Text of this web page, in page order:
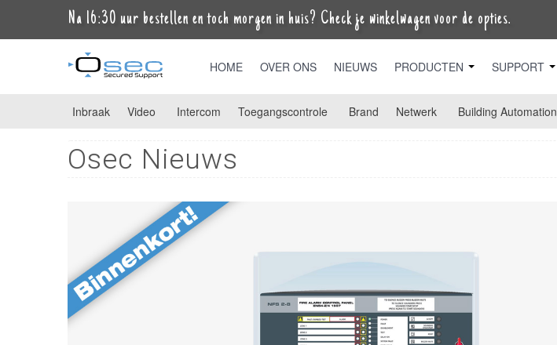
Na 16:30 uur bestellen en toch morgen in huis? Check je winkelwagen voor de opties.
HOME OVER ONS NIEUWS PRODUCTEN SUPPORT
Inbraak Video Intercom Toegangscontrole Brand Netwerk Building Automation
Osec Nieuws